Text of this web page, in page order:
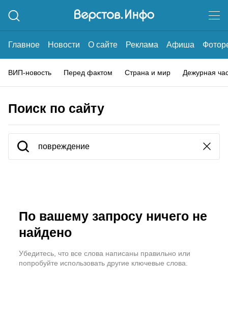
Главное Новости О сайте Реклама Афиша
ВИП-новость Перед фактом Страна и мир Дежурная
Поиск по сайту
По вашему запросу ничего не
найдено
Убедитесь, что все слова написаны правильно или
попробуйте использовать другие ключевые слова.